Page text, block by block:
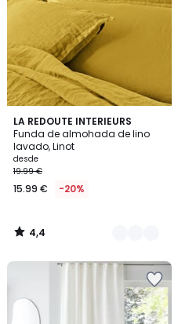
LA REDOUTE INTERIEURS
Funda de almohada de lino
lavado, Linot
desde
19.99 €
15.99 € -20%
4,4
/ 5
21
Colores
4,4
/